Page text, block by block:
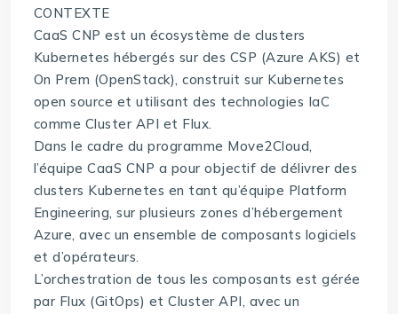
CONTEXTE
CaaS CNP est un écosystème de clusters
Kubernetes hébergés sur des CSP (Azure AKS) et
On Prem (OpenStack), construit sur Kubernetes
open source et utilisant des technologies IaC
comme Cluster API et Flux.
Dans le cadre du programme Move2Cloud,
l’équipe CaaS CNP a pour objectif de délivrer des
clusters Kubernetes en tant qu’équipe Platform
Engineering, sur plusieurs zones d’hébergement
Azure, avec un ensemble de composants logiciels
et d’opérateurs.
L’orchestration de tous les composants est gérée
par Flux (GitOps) et Cluster API, avec un